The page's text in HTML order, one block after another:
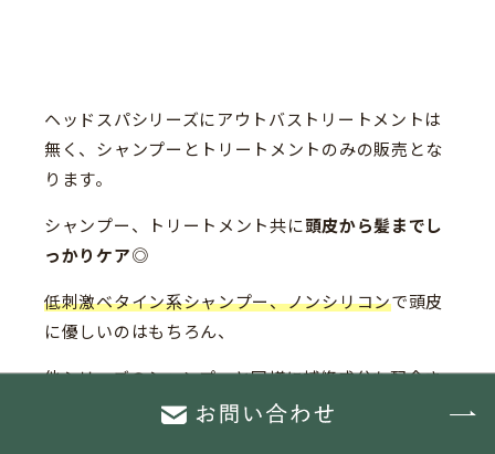
ヘッドスパシリーズにアウトバストリートメントは
無く、シャンプーとトリートメントのみの販売とな
ります。
シャンプー、トリートメント共に頭皮から髪までし
っかりケア◎
低刺激ベタイン系シャンプー、ノンシリコンで頭皮
に優しいのはもちろん、
他シリーズのシャンプーと同様に補修成分も配合さ